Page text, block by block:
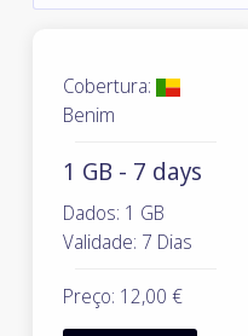
Cobertura:
Benim
1 GB - 7 days
Dados: 1 GB
Validade: 7 Dias
Preço: 12,00 €